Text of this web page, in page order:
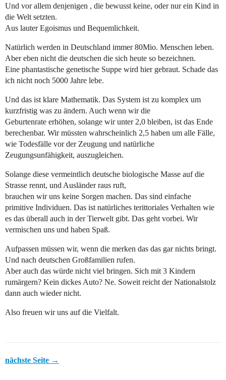
Und vor allem denjenigen , die bewusst keine, oder nur ein Kind in
die Welt setzten.
Aus lauter Egoismus und Bequemlichkeit.
Natürlich werden in Deutschland immer 80Mio. Menschen leben.
Aber eben nicht die deutschen die sich heute so bezeichnen.
Eine phantastische genetische Suppe wird hier gebraut. Schade das
ich nicht noch 5000 Jahre lebe.
Und das ist klare Mathematik. Das System ist zu komplex um
kurzfristig was zu ändern. Auch wenn wir die
Geburtenrate erhöhen, solange wir unter 2,0 bleiben, ist das Ende
berechenbar. Wir müssten wahrscheinlich 2,5 haben um alle Fälle,
wie Todesfälle vor der Zeugung und natürliche
Zeugungsunfähigkeit, auszugleichen.
Solange diese vermeintlich deutsche biologische Masse auf die
Strasse rennt, und Ausländer raus ruft,
brauchen wir uns keine Sorgen machen. Das sind einfache
primitive Individuen. Das ist natürliches terittoriales Verhalten wie
es das überall auch in der Tierwelt gibt. Das geht vorbei. Wir
vermischen uns und haben Spaß.
Aufpassen müssen wir, wenn die merken das das gar nichts bringt.
Und nach deutschen Großfamilien rufen.
Aber auch das würde nicht viel bringen. Sich mit 3 Kindern
rumärgern? Kein dickes Auto? Ne. Soweit reicht der Nationalstolz
dann auch wieder nicht.
Also freuen wir uns auf die Vielfalt.
nächste Seite →